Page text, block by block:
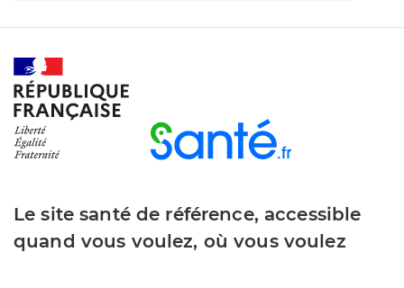
Le site santé de référence, accessible
quand vous voulez, où vous voulez